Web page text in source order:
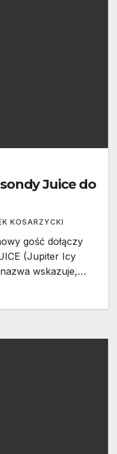
Juice do
KOSARZYCKI
gość dołączy
(Jupiter Icy
wskazuje,…